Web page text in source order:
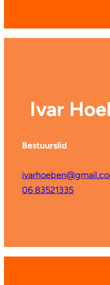
Ivar
Bestuurslid
06 83521335